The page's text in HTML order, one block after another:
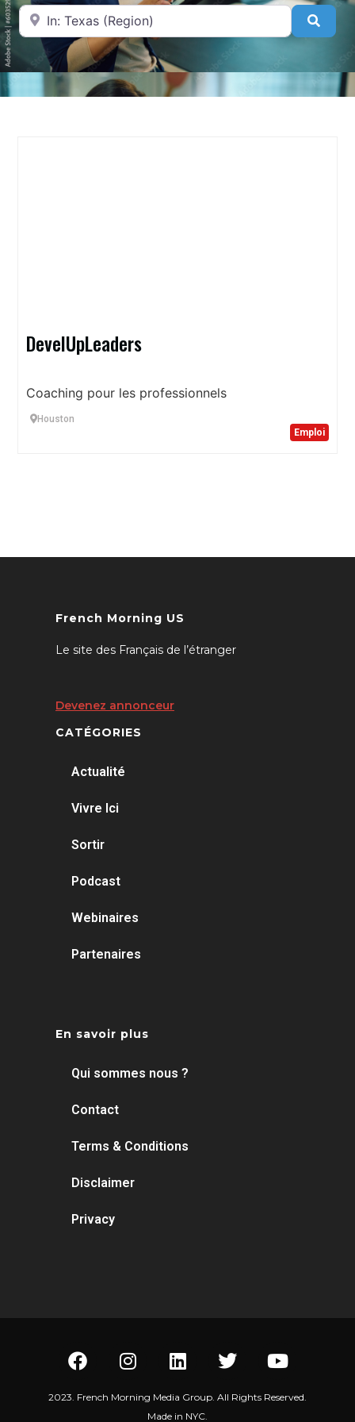
A proximité de
DevelUpLeaders
Coaching pour les professionnels
Houston
Emploi
French Morning US
Le site des Français de l’étranger
Devenez annonceur
CATÉGORIES
Actualité
Vivre Ici
Sortir
Podcast
Webinaires
Partenaires
En savoir plus
Qui sommes nous ?
Contact
Terms & Conditions
Disclaimer
Privacy
2023. French Morning Media Group. All Rights Reserved.
Made in NYC.